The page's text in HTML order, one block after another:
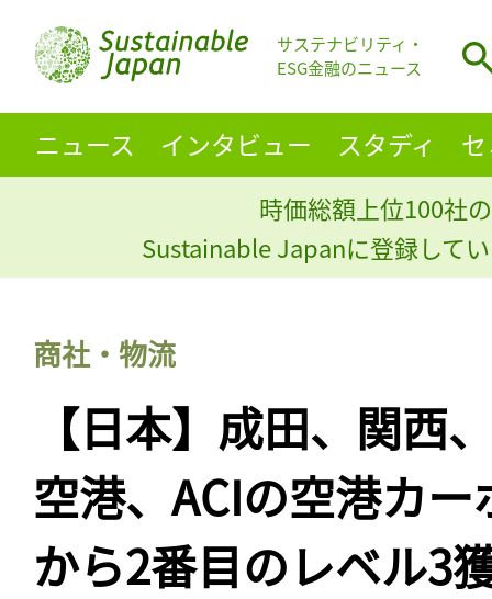
サステナビリティ・
ESG金融のニュース
ニュース インタビュー スタディ
時価総額上位100社
Sustainable Japanに登録して
商社・物流
【日本】成田、関西
空港、ACIの空港カ
から2番目のレベル3